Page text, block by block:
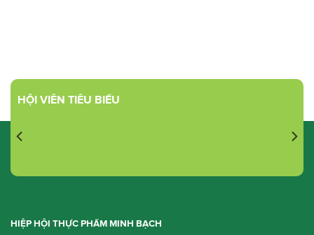
HỘI VIÊN TIÊU BIỂU
HIỆP HỘI THỰC PHẨM MINH BẠCH